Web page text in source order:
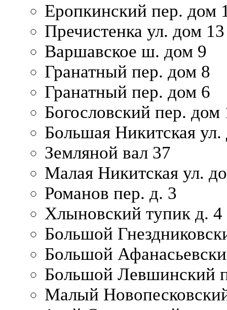
Еропкинский пер. дом
Пречистенка ул. дом 13
Варшавское ш. дом 9
Гранатный пер. дом 8
Гранатный пер. дом 6
Богословский пер.
Большая Никитская
Земляной вал 37
Малая Никитская ул.
Романов пер. д. 3
Хлыновский тупик д. 4
Большой
Большой
Большой Левшинский
Малый